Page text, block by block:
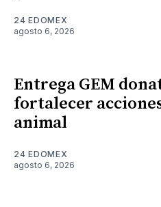
24 EDOMEX
agosto 6, 2026
Entrega GEM
fortalecer
animal
24 EDOMEX
agosto 6, 2026